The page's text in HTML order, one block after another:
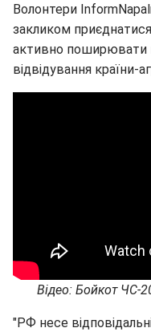
Волонтери
закликом приєднатися
активно поширювати
відвідування країни-
Відео: Бойкот ЧС-
"РФ несе